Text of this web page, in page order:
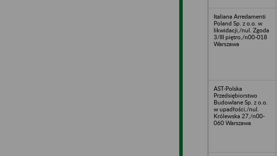
Italiana Arredamenti
Poland Sp. z o.o. w
likwidacji,/nul. Zgoda
3/III piętro,/n00-018
Warszawa
AST-Polska
Przedsiębiorstwo
Budowlane Sp. z o.o.
w upadłości,/nul.
Królewska 27,/n00-
060 Warszawa